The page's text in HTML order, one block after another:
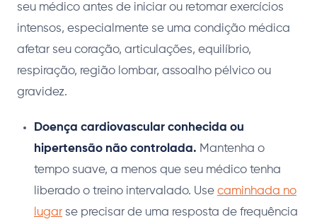
seu médico antes de iniciar ou retomar exercícios
intensos, especialmente se uma condição médica
afetar seu coração, articulações, equilíbrio,
respiração, região lombar, assoalho pélvico ou
gravidez.
Doença cardiovascular conhecida ou
hipertensão não controlada. Mantenha o
tempo suave, a menos que seu médico tenha
liberado o treino intervalado. Use caminhada no
lugar se precisar de uma resposta de frequência